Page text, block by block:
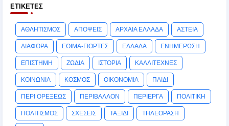
ΕΤΙΚΈΤΕΣ
ΑΘΛΗΤΙΣΜΟΣ ΑΠΟΨΕΙΣ ΑΡΧΑΙΑ ΕΛΛΑΔΑ ΑΣΤΕΙΑ
ΔΙΑΦΟΡΑ ΕΘΙΜΑ-ΓΙΟΡΤΕΣ ΕΛΛΑΔΑ ΕΝΗΜΕΡΩΣΗ
ΕΠΙΣΤΗΜΗ ΖΩΔΙΑ ΙΣΤΟΡΙΑ ΚΑΛΛΙΤΕΧΝΕΣ
ΚΟΙΝΩΝΙΑ ΚΟΣΜΟΣ ΟΙΚΟΝΟΜΙΑ ΠΑΙΔΙ
ΠΕΡΙ ΟΡΕΞΕΩΣ ΠΕΡΙΒΑΛΛΟΝ ΠΕΡΙΕΡΓΑ ΠΟΛΙΤΙΚΗ
ΠΟΛΙΤΙΣΜΟΣ ΣΧΕΣΕΙΣ ΤΑΞΙΔΙ ΤΗΛΕΟΡΑΣΗ